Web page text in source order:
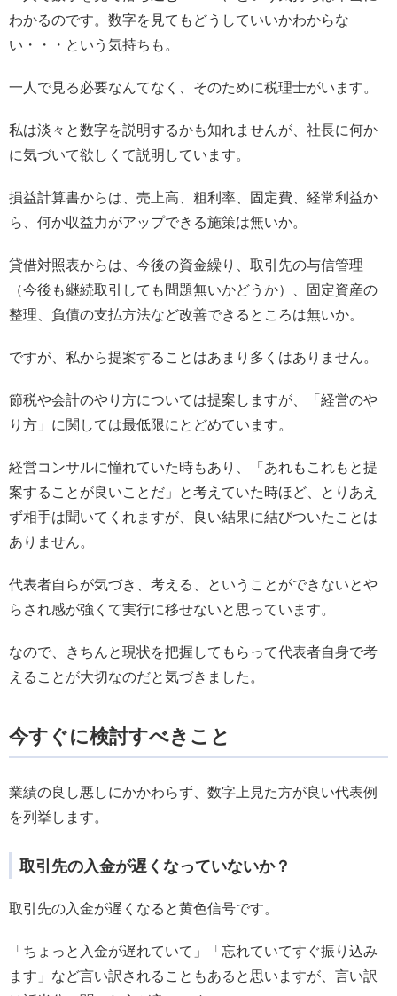
わかるのです。数字を見てもどうしていいかわからな
い・・・という気持ちも。
一人で見る必要なんてなく、そのために税理士がいます。
私は淡々と数字を説明するかも知れませんが、社長に何か
に気づいて欲しくて説明しています。
損益計算書からは、売上高、粗利率、固定費、経常利益か
ら、何か収益力がアップできる施策は無いか。
貸借対照表からは、今後の資金繰り、取引先の与信管理
（今後も継続取引しても問題無いかどうか）、固定資産の
整理、負債の支払方法など改善できるところは無いか。
ですが、私から提案することはあまり多くはありません。
節税や会計のやり方については提案しますが、「経営のや
り方」に関しては最低限にとどめています。
経営コンサルに憧れていた時もあり、「あれもこれもと提
案することが良いことだ」と考えていた時ほど、とりあえ
ず相手は聞いてくれますが、良い結果に結びついたことは
ありません。
代表者自らが気づき、考える、ということができないとや
らされ感が強くて実行に移せないと思っています。
なので、きちんと現状を把握してもらって代表者自身で考
えることが大切なのだと気づきました。
今すぐに検討すべきこと
業績の良し悪しにかかわらず、数字上見た方が良い代表例
を列挙します。
取引先の入金が遅くなっていないか？
取引先の入金が遅くなると黄色信号です。
「ちょっと入金が遅れていて」「忘れていてすぐ振り込み
ます」など言い訳されることもあると思いますが、言い訳